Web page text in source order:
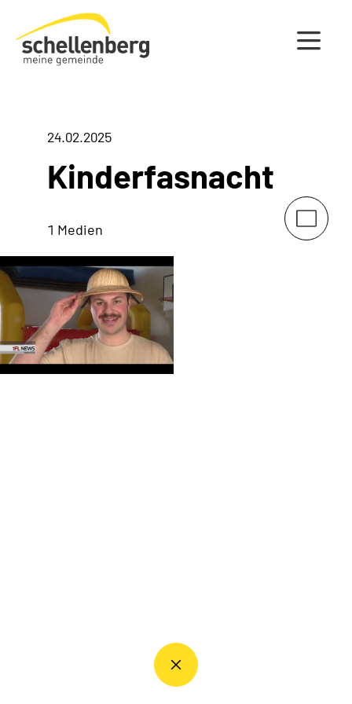
Gemeinde Schellenberg Startseite
24.02.2025
Kinderfasnacht
1 Medien